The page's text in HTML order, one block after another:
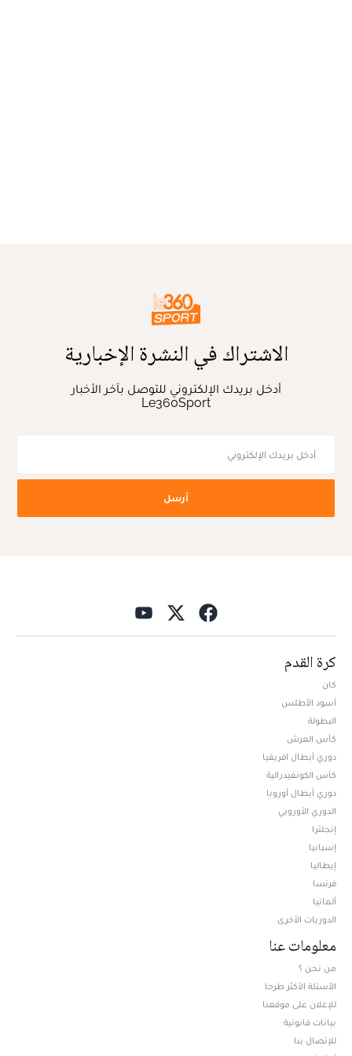
الاشتراك في النشرة الإخبارية
أدخل بريدك الإلكتروني للتوصل بآخر الأخبار
Le360Sport
أرسل
كرة القدم
كان
أسود الأطلس
البطولة
كأس العرش
دوري أبطال افريقيا
كأس الكونفيدرالية
دوري أبطال أوروبا
الدوري الأوروبي
إنجلترا
إسبانيا
إيطاليا
فرنسا
ألمانيا
الدوريات الأخرى
معلومات عنا
من نحن ؟
الأسئلة الأكثر طرحا
للإعلان على موقعنا
بيانات قانونية
للإتصال بنا